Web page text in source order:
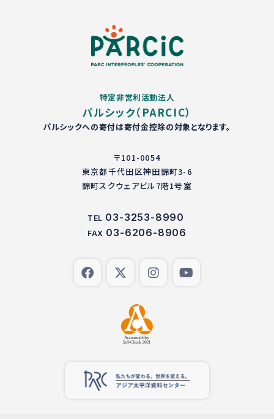
特定非営利活動法人
パルシック（PARCIC）
パルシックへの寄付は寄付金控除の対象となります。
〒101-0054
東京都千代田区神田錦町3-6
錦町スクウェアビル7階1号室
TEL 03-3253-8990
FAX 03-6206-8906